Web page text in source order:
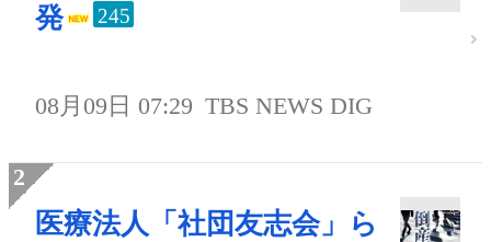
発
245
08月09日 07:29 TBS NEWS DIG
医療法人「社団友志会」ら